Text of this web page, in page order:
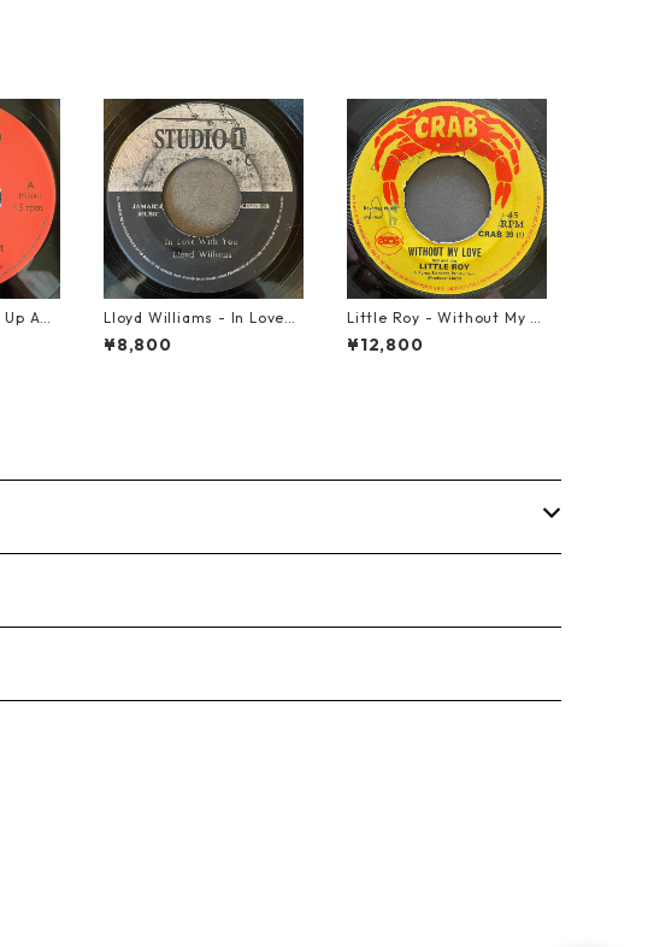
And
Lloyd Williams - In Love
With You【7-21917】
¥8,800
Little Roy - Without My L
ove【7-21990】
¥12,800